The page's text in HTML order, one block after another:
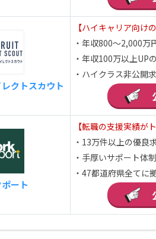
クトスカウト
【ハイキャリア向け
・年収800～2,000万
・年収100万以上UP
・ハイクラス非公開
ート
【転職の支援実績が
・13万件以上の優良
・手厚いサポート体
・47都道府県全てに